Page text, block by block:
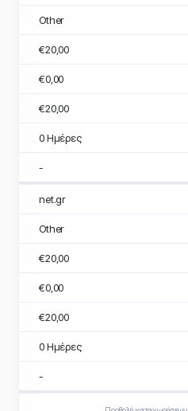
Other
€20,00
€0,00
€20,00
0 Ημέρες
-
net.gr
Other
€20,00
€0,00
€20,00
0 Ημέρες
-